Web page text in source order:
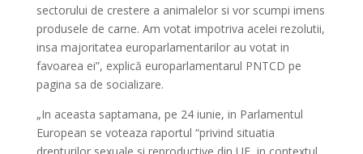
sectorului de crestere a animalelor si vor scumpi imens
produsele de carne. Am votat impotriva acelei rezolutii,
insa majoritatea europarlamentarilor au votat in
favoarea ei”, explică europarlamentarul PNTCD pe
pagina sa de socializare.
„In aceasta saptamana, pe 24 iunie, in Parlamentul
European se voteaza raportul “privind situatia
drepturilor sexuale si reproductive din UE, in contextul